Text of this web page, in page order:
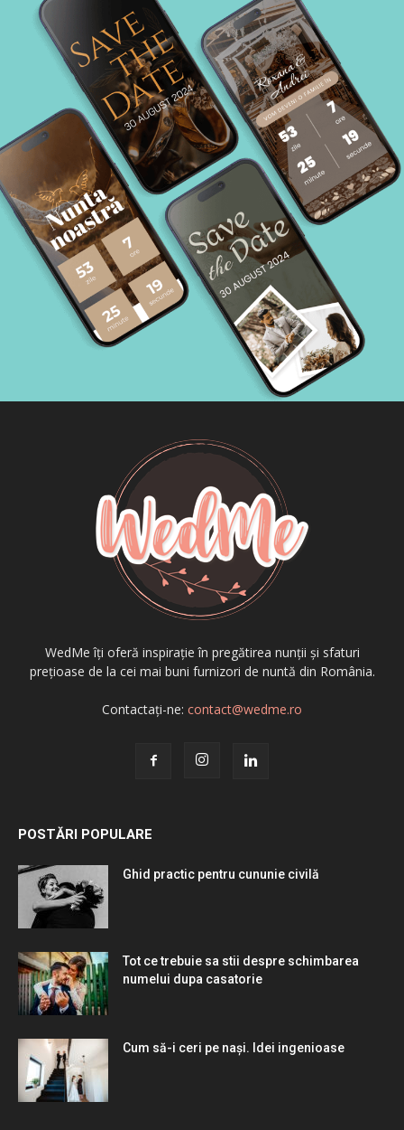
WedMe îți oferă inspirație în pregătirea nunții și sfaturi
prețioase de la cei mai buni furnizori de nuntă din România.
Contactați-ne: contact@wedme.ro
POSTĂRI POPULARE
Ghid practic pentru cununie civilă
Tot ce trebuie sa stii despre schimbarea
numelui dupa casatorie
Cum să-i ceri pe nași. Idei ingenioase